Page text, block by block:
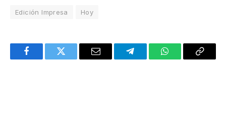
Edición Impresa Hoy
FacebookTwitter Email TelegramWhatsAppCopy